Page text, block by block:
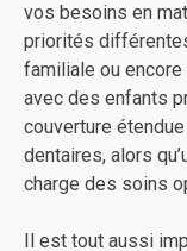
vos besoins en
priorités
familiale ou
avec des enfants
couverture
dentaires, alors
charge des soins
Il est tout aussi